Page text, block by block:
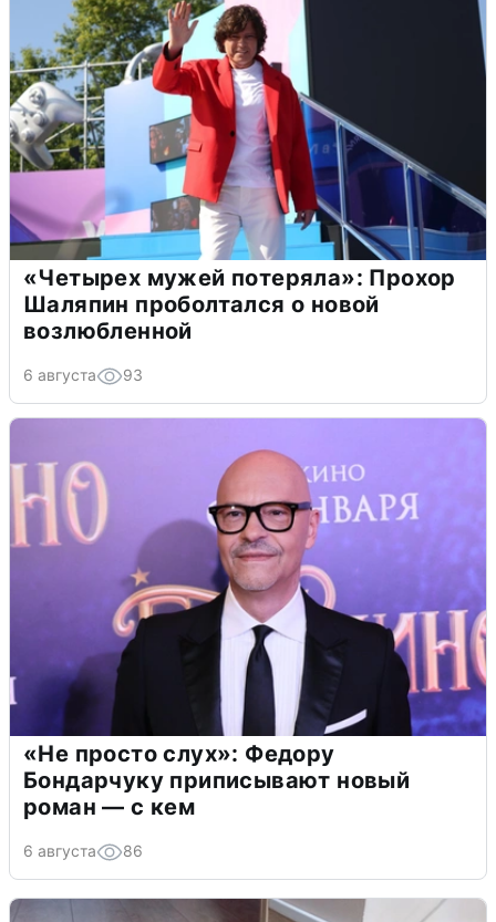
«Четырех мужей потеряла»: Прохор
Шаляпин проболтался о новой
возлюбленной
6 августа 93
«Не просто слух»: Федору
Бондарчуку приписывают новый
роман — с кем
6 августа 86